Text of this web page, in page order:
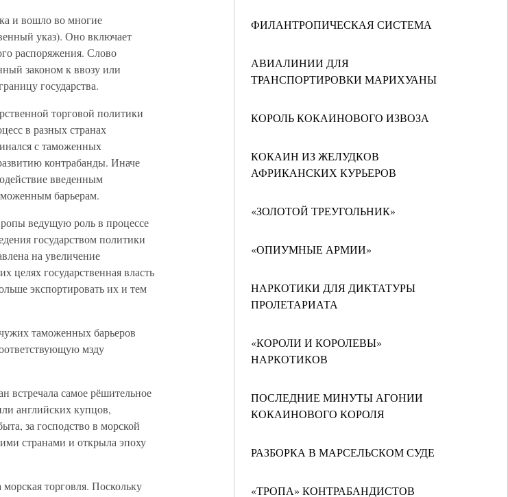
ФИЛАНТРОПИЧЕСКАЯ СИСТЕМА
АВИАЛИНИИ ДЛЯ
ТРАНСПОРТИРОВКИ МАРИХУАНЫ
КОРОЛЬ КОКАИНОВОГО ИЗВОЗА
КОКАИН ИЗ ЖЕЛУДКОВ
АФРИКАНСКИХ КУРЬЕРОВ
«ЗОЛОТОЙ ТРЕУГОЛЬНИК»
«ОПИУМНЫЕ АРМИИ»
НАРКОТИКИ ДЛЯ ДИКТАТУРЫ
ПРОЛЕТАРИАТА
«КОРОЛИ И КОРОЛЕВЫ»
НАРКОТИКОВ
ПОСЛЕДНИЕ МИНУТЫ АГОНИИ
КОКАИНОВОГО КОРОЛЯ
РАЗБОРКА В МАРСЕЛЬСКОМ СУДЕ
«ТРОПА» КОНТРАБАНДИСТОВ
и вошло во многие
указ). Оно включает
распоряжения. Слово
законом к ввозу или
государства.
торговой политики
в разных странах
с таможенных
контрабанды. Иначе
введенным
барьерам.
ведущую роль в процессе
государством политики
на увеличение
целях государственная власть
экспортировать их и тем
таможенных барьеров
мзду
встречала самое рёшительное
английских купцов,
за господство в морской
странами и открыла эпоху
торговля. Поскольку